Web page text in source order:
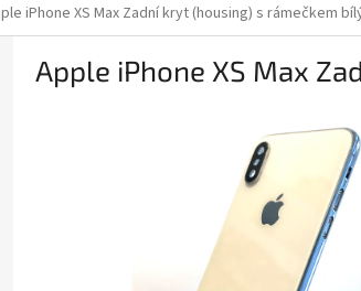
iPhone XS Max Zadní kryt (housing) s rámečkem
Apple iPhone XS Max